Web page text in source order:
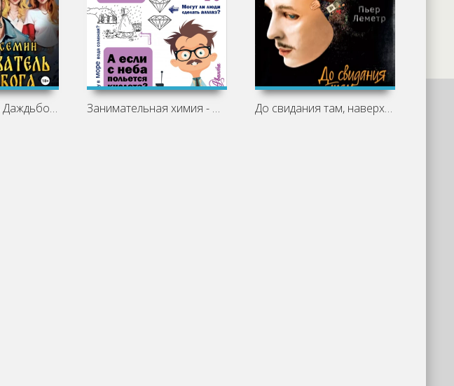
Последователь Даждьбога - Никита Семин Занимательная химия - Людмила Савина До свидания там, наверху - Пьер Леметр